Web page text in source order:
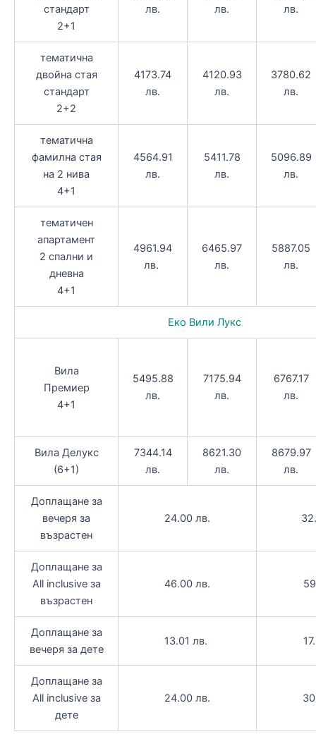
стандарт
2+1
лв.
лв.
лв.
тематична
двойна стая
стандарт
2+2
4173.74
лв.
4120.93
лв.
3780.62
лв.
тематична
фамилна стая
на 2 нива
4+1
4564.91
лв.
5411.78
лв.
5096.89
лв.
тематичен
апартамент
2 спални и
дневна
4+1
4961.94
лв.
6465.97
лв.
5887.05
лв.
Еко Вили Лукс
Вила
Премиер
4+1
5495.88
лв.
7175.94
лв.
6767.17
лв.
Вила Делукс
(6+1)
7344.14
лв.
8621.30
лв.
8679.97
лв.
Доплащане за
вечеря за
възрастен
24.00 лв.
Доплащане за
All inclusive за
възрастен
46.00 лв.
Доплащане за
вечеря за дете
13.01 лв.
Доплащане за
All inclusive за
дете
24.00 лв.